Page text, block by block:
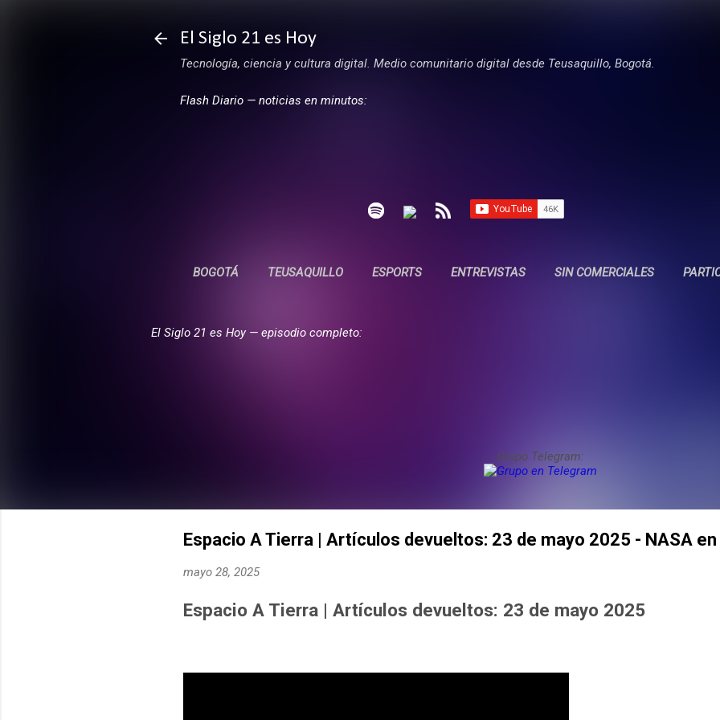
El Siglo 21 es Hoy
Tecnología, ciencia y cultura digital. Medio comunitario digital desde Teusaquillo, Bogotá.
Flash Diario — noticias en minutos:
BOGOTÁ TEUSAQUILLO ESPORTS ENTREVISTAS SIN COMERCIALES
El Siglo 21 es Hoy — episodio completo:
Grupo Telegram:
Espacio A Tierra | Artículos devueltos: 23 de mayo 2025 - NASA en
mayo 28, 2025
Espacio A Tierra | Artículos devueltos: 23 de mayo 2025